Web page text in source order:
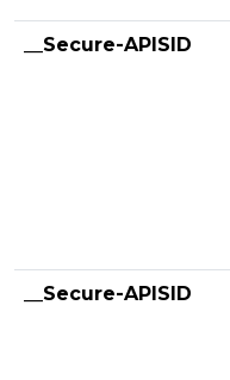
__Secure-APISID
__Secure-APISID